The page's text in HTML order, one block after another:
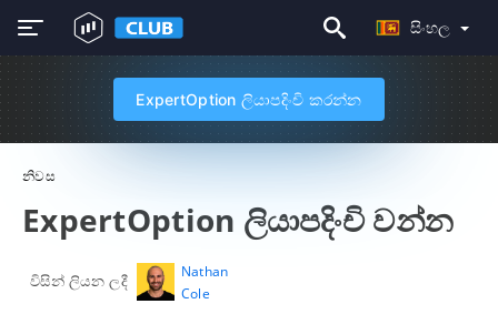
සිංහල
ExpertOption ලියාපදිංචි කරන්න
නිවස
ExpertOption ලියාපදිංචි වන්න
විසින් ලියන ලදී
Nathan
Cole